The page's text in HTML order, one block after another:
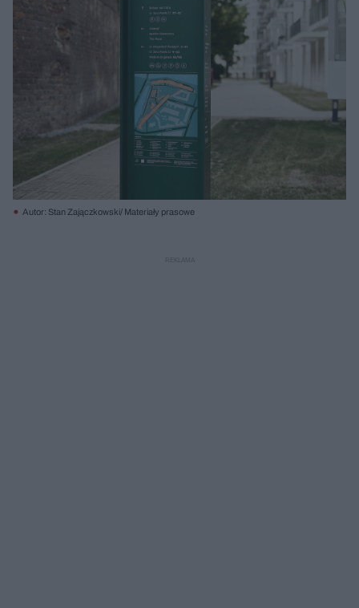
Autor: Stan Zajączkowski/ Materiały prasowe